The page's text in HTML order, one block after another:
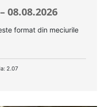
08.08.2026
format din meciurile
2.07